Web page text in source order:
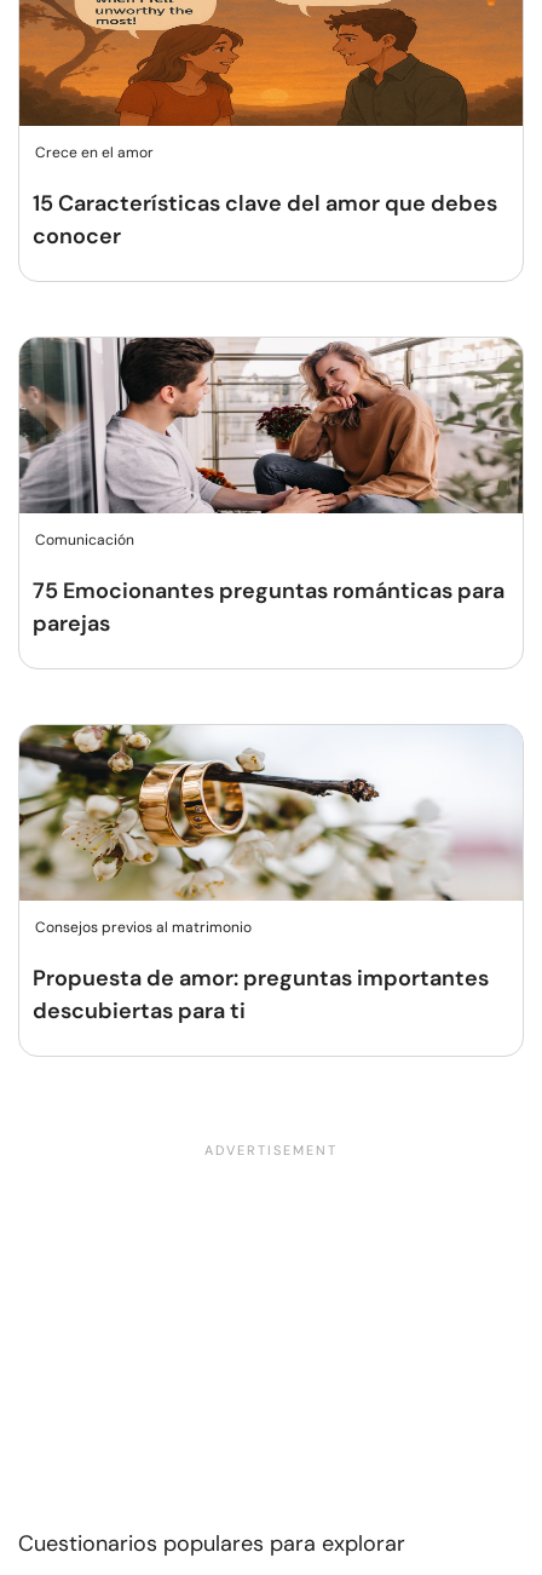
Crece en el amor
15 Características clave del amor que debes
conocer
Comunicación
75 Emocionantes preguntas románticas para
parejas
Consejos previos al matrimonio
Propuesta de amor: preguntas importantes
descubiertas para ti
Cuestionarios populares para explorar